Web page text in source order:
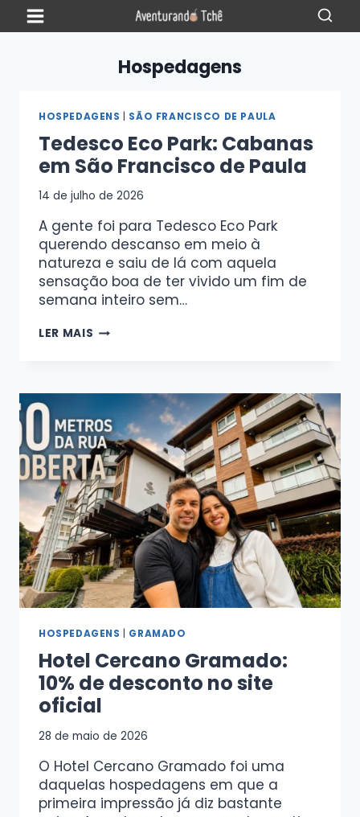
Hospedagens
HOSPEDAGENS SÃO FRANCISCO DE PAULA
Tedesco Eco Park: Cabanas
em São Francisco de Paula
14 de julho de 2026
A gente foi para Tedesco Eco Park
querendo descanso em meio à
natureza e saiu de lá com aquela
sensação boa de ter vivido um fim de
semana inteiro sem…
LER MAIS
HOSPEDAGENS GRAMADO
Hotel Cercano Gramado:
10% de desconto no site
oficial
28 de maio de 2026
O Hotel Cercano Gramado foi uma
daquelas hospedagens em que a
primeira impressão já diz bastante